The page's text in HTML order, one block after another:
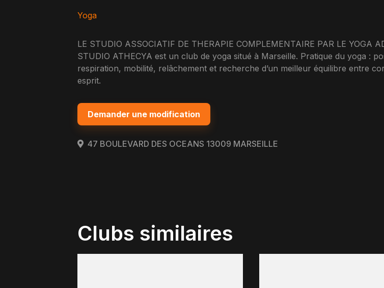
Yoga
LE STUDIO ASSOCIATIF DE THERAPIE COMPLEMENTAIRE PAR LE YOGA
STUDIO ATHECYA est un club de yoga situé à Marseille. Pratique du yoga :
respiration, mobilité, relâchement et recherche d’un meilleur équilibre entre
esprit.
Demander une modification
47 BOULEVARD DES OCEANS 13009 MARSEILLE
Clubs similaires